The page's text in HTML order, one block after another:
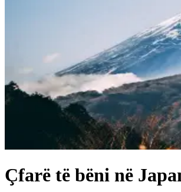
Çfarë të bëni në